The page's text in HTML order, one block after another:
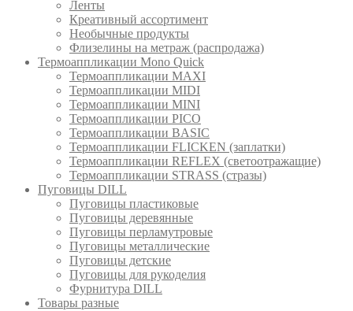
Ленты
Креативный ассортимент
Необычные продукты
Флизелины на метраж (распродажа)
Термоаппликации Mono Quick
Термоаппликации MAXI
Термоаппликации MIDI
Термоаппликации MINI
Термоаппликации PICO
Термоаппликации BASIC
Термоаппликации FLICKEN (заплатки)
Термоаппликации REFLEX (светоотражащие)
Термоаппликации STRASS (стразы)
Пуговицы DILL
Пуговицы пластиковые
Пуговицы деревянные
Пуговицы перламутровые
Пуговицы металлические
Пуговицы детские
Пуговицы для рукоделия
Фурнитура DILL
Товары разные